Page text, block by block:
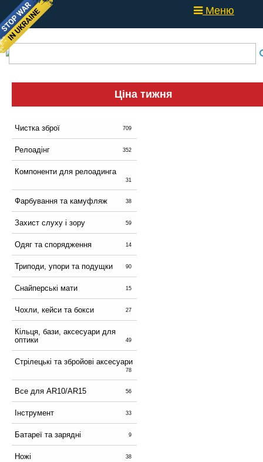
Меню
Ціна тижня
Чистка зброї 709
Релоадінг 352
Компоненти для релоадинга
31
Фарбування та камуфляж 38
Захист слуху і зору 59
Одяг та спорядження 14
Триподи, упори та подущки 90
Снайперські мати 15
Чохли, кейси та бокси 27
Кільця, бази, аксесуари для
оптики
49
Стрілецькі та збройові аксесуари
78
Все для AR10/AR15 56
Інструмент 33
Батареї та зарядні 9
Ножі 38